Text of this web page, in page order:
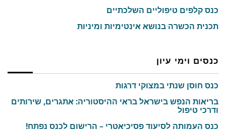
כנס קלפים טיפוליים השלכתיים
תכנית הכשרה בנושא אינטימיות ומיניות
כנסים וימי עיון
כנס חוסן שנתי במצוקי דרגות
בריאות הנפש בישראל בראי ההיסטוריה: אתגרים, שירותים
ודרכי טיפול
כנס העמותה לסיעוד פסיכיאטרי – הרישום לכנס נפתח!